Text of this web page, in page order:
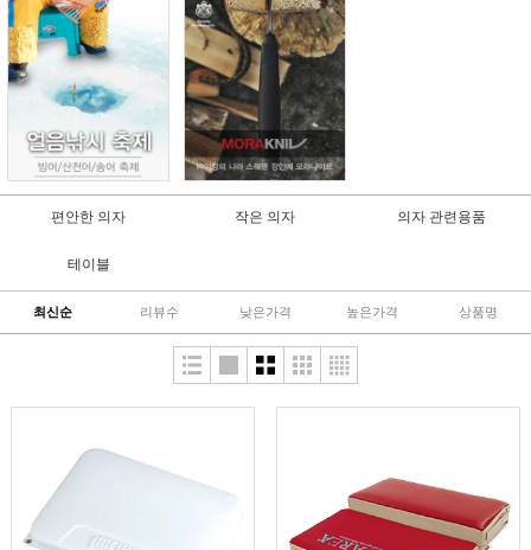
편안한 의자 작은 의자 의자 관련용품
테이블
최신순 리뷰수 낮은가격 높은가격 상품명